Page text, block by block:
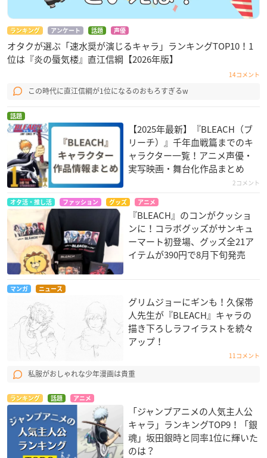
ランキング アンケート 話題 声優
オタクが選ぶ「速水奨が演じるキャラ」ランキングTOP10！1
位は『炎の蜃気楼』直江信綱【2026年版】
14コメント
この時代に直江信綱が1位になるのおもろすぎるw
話題
【2025年最新】『BLEACH（ブ
リーチ）』千年血戦篇までのキ
ャラクター一覧！アニメ声優・
実写映画・舞台化作品まとめ
2コメント
オタ活・推し活 ファッション グッズ アニメ
『BLEACH』のコンがクッショ
ンに！コラボグッズがサンキュ
ーマート初登場、グッズ全21ア
イテムが390円で8月下旬発売
マンガ ニュース
グリムジョーにギンも！久保帯
人先生が『BLEACH』キャラの
描き下ろしラフイラストを続々
アップ！
11コメント
私服がおしゃれな少年漫画は貴重
ランキング 話題 アニメ
「ジャンプアニメの人気主人公
キャラ」ランキングTOP9！「銀
魂」坂田銀時と同率1位に輝いた
のは？